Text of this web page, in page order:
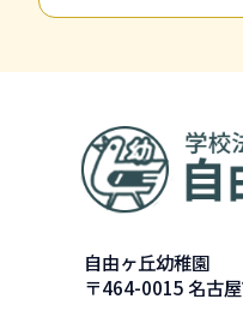
自由ヶ丘幼稚園
〒464-0015 名古